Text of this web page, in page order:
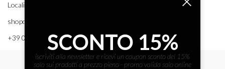
Località Porto, 38 58043 - PUNTA ALA (GR) GRACE BTQ
shoponline@gracebtq.com
+39 0564 92 24 24SCONTO 15%
iscriviti alla newsletter e ricevi un coupon sconto del 15%
solo sui prodotti a prezzo pieno - promo valida solo online